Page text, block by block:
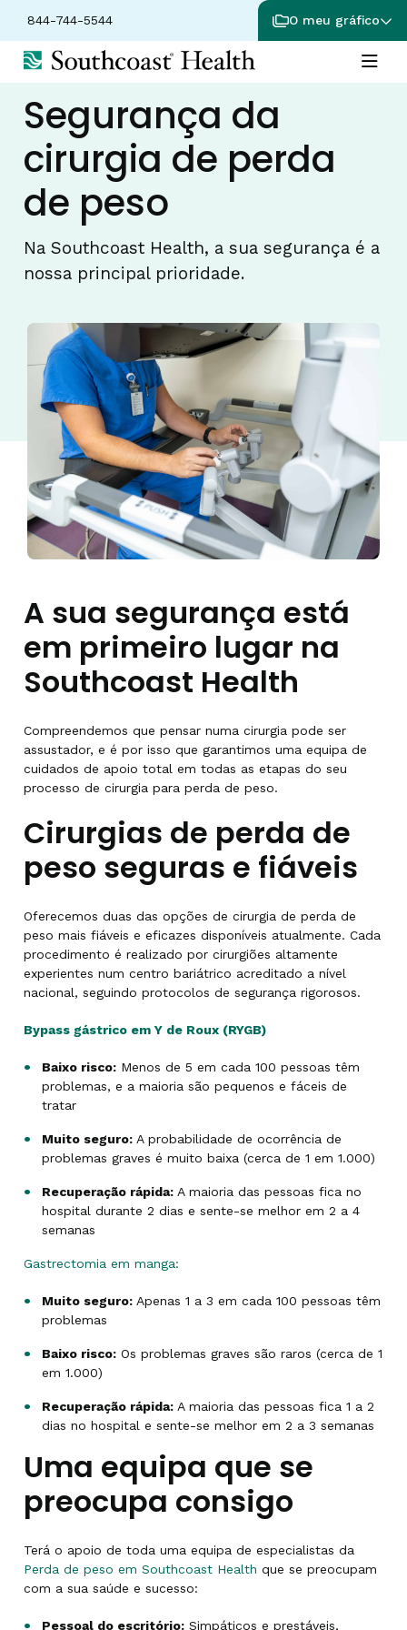
844-744-5544 O meu gráfico
Segurança da
cirurgia de perda
de peso
Na Southcoast Health, a sua segurança é a
nossa principal prioridade.
A sua segurança está
em primeiro lugar na
Southcoast Health
Compreendemos que pensar numa cirurgia pode ser
assustador, e é por isso que garantimos uma equipa de
cuidados de apoio total em todas as etapas do seu
processo de cirurgia para perda de peso.
Cirurgias de perda de
peso seguras e fiáveis
Oferecemos duas das opções de cirurgia de perda de
peso mais fiáveis e eficazes disponíveis atualmente. Cada
procedimento é realizado por cirurgiões altamente
experientes num centro bariátrico acreditado a nível
nacional, seguindo protocolos de segurança rigorosos.
Bypass gástrico em Y de Roux (RYGB)
Baixo risco: Menos de 5 em cada 100 pessoas têm
problemas, e a maioria são pequenos e fáceis de
tratar
Muito seguro: A probabilidade de ocorrência de
problemas graves é muito baixa (cerca de 1 em 1.000)
Recuperação rápida: A maioria das pessoas fica no
hospital durante 2 dias e sente-se melhor em 2 a 4
semanas
Gastrectomia em manga:
Muito seguro: Apenas 1 a 3 em cada 100 pessoas têm
problemas
Baixo risco: Os problemas graves são raros (cerca de 1
em 1.000)
Recuperação rápida: A maioria das pessoas fica 1 a 2
dias no hospital e sente-se melhor em 2 a 3 semanas
Uma equipa que se
preocupa consigo
Terá o apoio de toda uma equipa de especialistas da
Perda de peso em Southcoast Health que se preocupam
com a sua saúde e sucesso:
Pessoal do escritório: Simpáticos e prestáveis,